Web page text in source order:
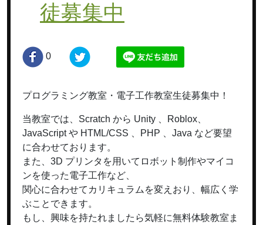
徒募集中
0
プログラミング教室・電子工作教室生徒募集中！
当教室では、Scratch から Unity 、Roblox、
JavaScript や HTML/CSS 、PHP 、Java など要望
に合わせております。
また、3D プリンタを用いてロボット制作やマイコ
ンを使った電子工作など、
関心に合わせてカリキュラムを変えおり、幅広く学
ぶことできます。
もし、興味を持たれましたら気軽に無料体験教室ま